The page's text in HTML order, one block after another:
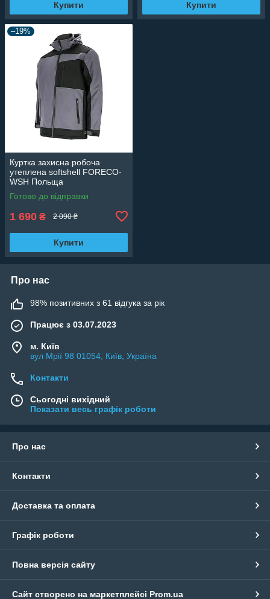
Купити Купити
–19%
Куртка захисна робоча
утеплена softshell FORECO-
WSH Польща
Готово до відправки
1 690 ₴ 2 090 ₴
Купити
Про нас
98% позитивних з 61 відгука за рік
Працює з 03.07.2023
м. Київ
вул Мрії 98 01054, Київ, Україна
Контакти
Сьогодні вихідний
Показати весь графік роботи
Про нас
Контакти
Доставка та оплата
Графік роботи
Повна версія сайту
Сайт створено на маркетплейсі Prom.ua